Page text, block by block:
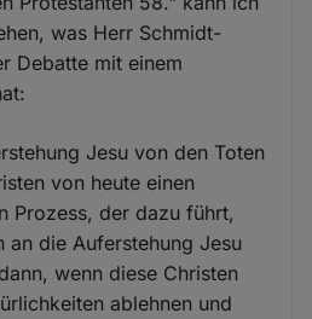
was Herr Schmidt-
Debatte mit einem
Jesu von den Toten
von heute einen
Prozess, der dazu führt,
an die Auferstehung Jesu
wenn diese Christen
ablehnen und